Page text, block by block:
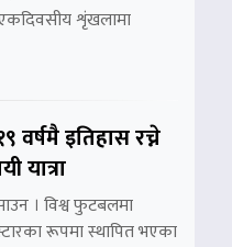
शृंखलामा
वर्षमै इतिहास रच्ने
यात्रा
। विश्व फुटबलमा
रूपमा स्थापित भएका